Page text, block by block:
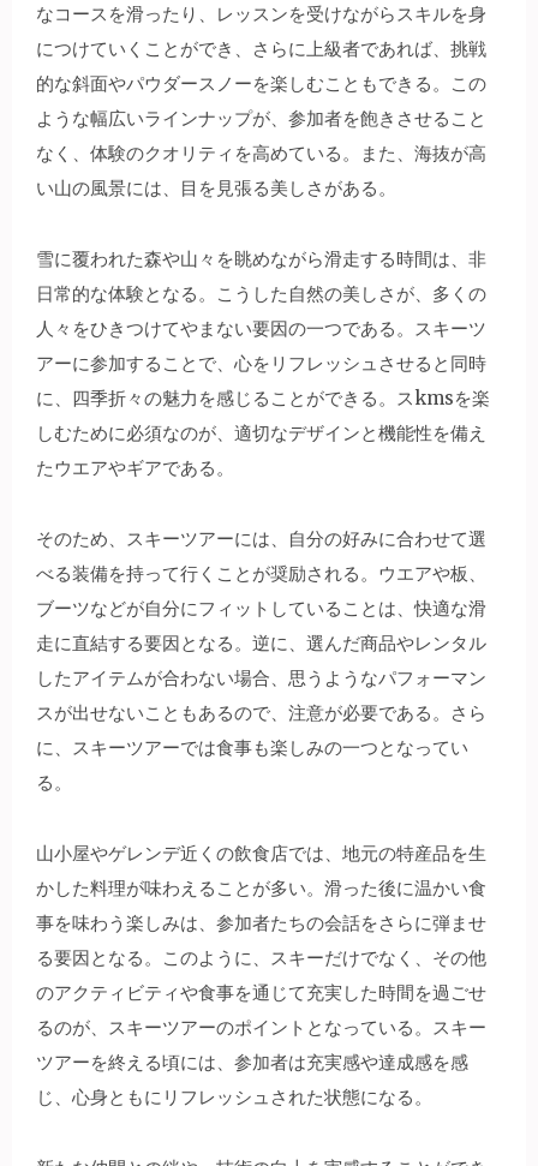
なコースを滑ったり、レッスンを受けながらスキルを身
につけていくことができ、さらに上級者であれば、挑戦
的な斜面やパウダースノーを楽しむこともできる。この
ような幅広いラインナップが、参加者を飽きさせること
なく、体験のクオリティを高めている。また、海抜が高
い山の風景には、目を見張る美しさがある。
雪に覆われた森や山々を眺めながら滑走する時間は、非
日常的な体験となる。こうした自然の美しさが、多くの
人々をひきつけてやまない要因の一つである。スキーツ
アーに参加することで、心をリフレッシュさせると同時
に、四季折々の魅力を感じることができる。スkmsを楽
しむために必須なのが、適切なデザインと機能性を備え
たウエアやギアである。
そのため、スキーツアーには、自分の好みに合わせて選
べる装備を持って行くことが奨励される。ウエアや板、
ブーツなどが自分にフィットしていることは、快適な滑
走に直結する要因となる。逆に、選んだ商品やレンタル
したアイテムが合わない場合、思うようなパフォーマン
スが出せないこともあるので、注意が必要である。さら
に、スキーツアーでは食事も楽しみの一つとなってい
る。
山小屋やゲレンデ近くの飲食店では、地元の特産品を生
かした料理が味わえることが多い。滑った後に温かい食
事を味わう楽しみは、参加者たちの会話をさらに弾ませ
る要因となる。このように、スキーだけでなく、その他
のアクティビティや食事を通じて充実した時間を過ごせ
るのが、スキーツアーのポイントとなっている。スキー
ツアーを終える頃には、参加者は充実感や達成感を感
じ、心身ともにリフレッシュされた状態になる。